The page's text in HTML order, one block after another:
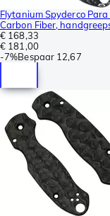
Flytanium Spyderco
Carbon Fiber,
€ 168,33
€ 181,00
-7%Bespaar 12,67